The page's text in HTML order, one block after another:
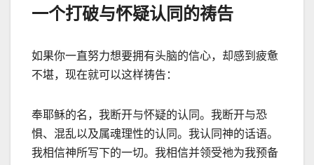
一个打破与怀疑认同的祷告
如果你一直努力想要拥有头脑的信心，却感到疲惫
不堪，现在就可以这样祷告：
奉耶稣的名，我断开与怀疑的认同。我断开与恐
惧、混乱以及属魂理性的认同。我认同神的话语。
我相信神所写下的一切。我相信并领受祂为我预备